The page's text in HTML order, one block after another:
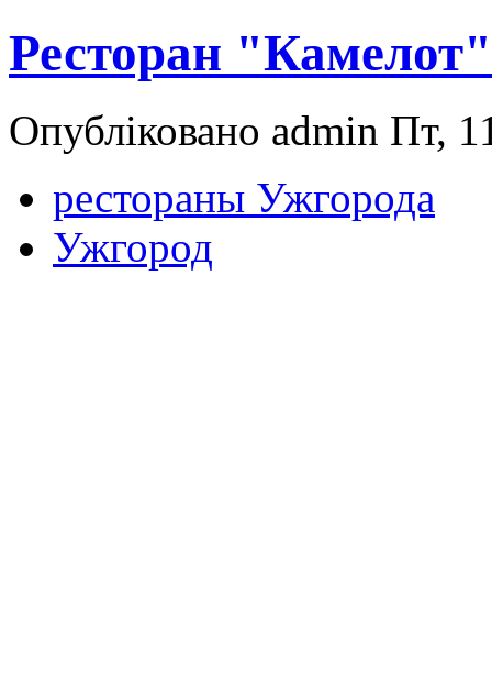
Ресторан
Опубліковано admin Пт,
рестораны Ужгорода
Ужгород